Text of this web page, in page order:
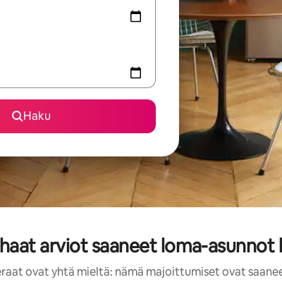
Haku
arviot saaneet loma-
ovat yhtä mieltä: nämä majoittumiset ovat